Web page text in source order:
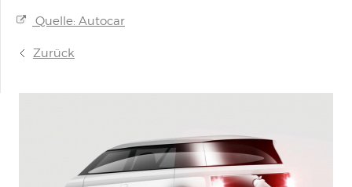
Quelle: Autocar
Zurück